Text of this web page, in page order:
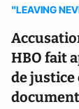
"LEAVING
HBO fait
de